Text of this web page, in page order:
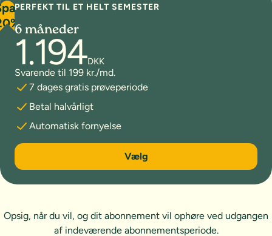
PERFEKT TIL ET HELT SEMESTER
6 måneder
1.194DKK
Svarende til 199 kr./md.
7 dages gratis prøveperiode
Betal halvårligt
Automatisk fornyelse
6 måneder
Vælg
Opsig, når du vil, og dit abonnement vil ophøre ved udgangen
af indeværende abonnementsperiode.